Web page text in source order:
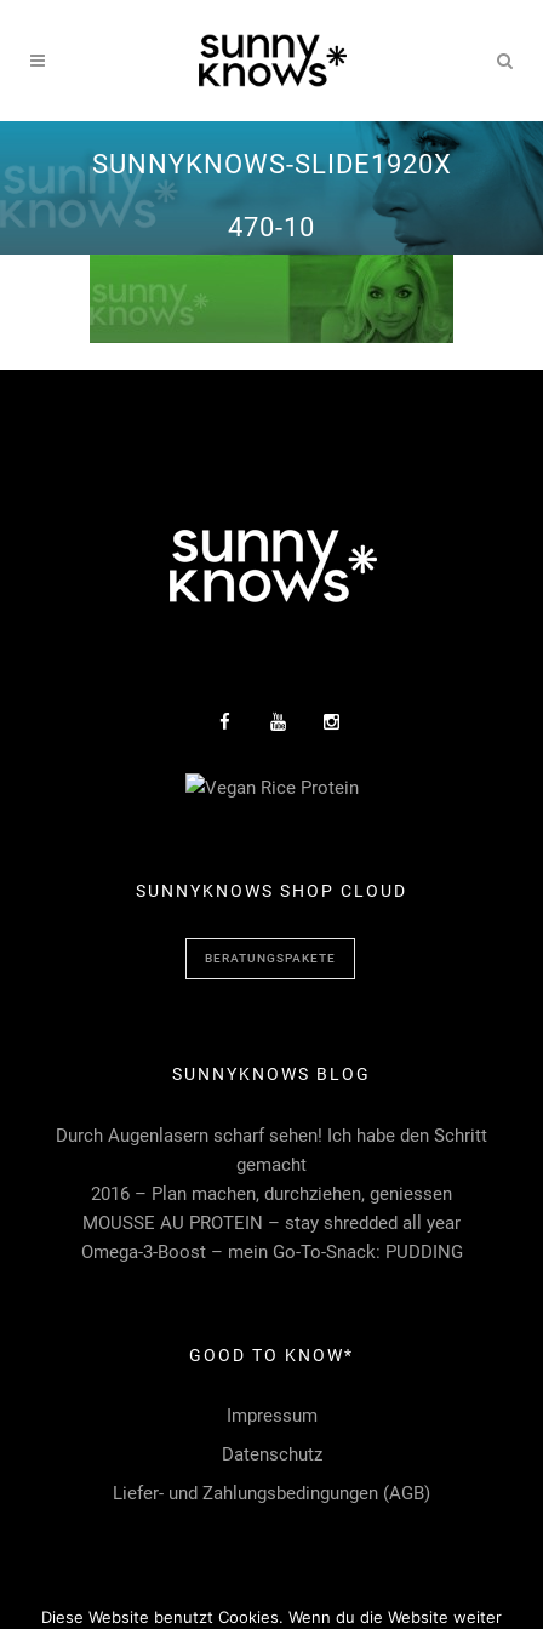
SUNNYKNOWS-SLIDE1920X
470-10
SUNNYKNOWS SHOP CLOUD
BERATUNGSPAKETE
SUNNYKNOWS BLOG
Durch Augenlasern scharf sehen! Ich habe den Schritt
gemacht
2016 – Plan machen, durchziehen, geniessen
MOUSSE AU PROTEIN – stay shredded all year
Omega-3-Boost – mein Go-To-Snack: PUDDING
GOOD TO KNOW*
Impressum
Datenschutz
Liefer- und Zahlungsbedingungen (AGB)
Diese Website benutzt Cookies. Wenn du die Website weiter